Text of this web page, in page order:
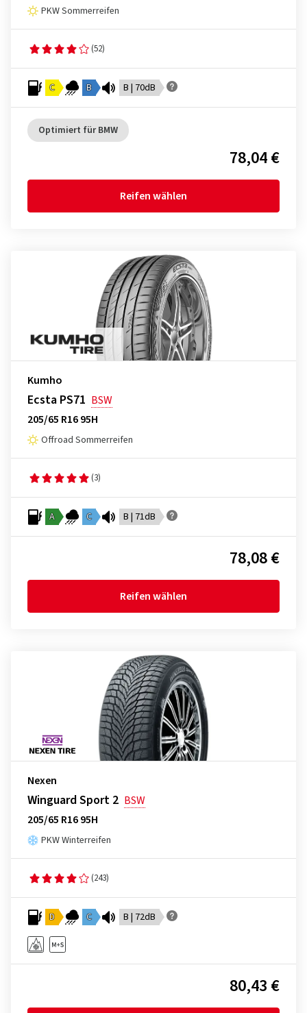
PKW Sommerreifen
(52)
C B B | 70dB
Optimiert für BMW
78,04 €
Reifen wählen
Kumho
Ecsta PS71 BSW
205/65 R16 95H
Offroad Sommerreifen
(3)
A C B | 71dB
78,08 €
Reifen wählen
Nexen
Winguard Sport 2 BSW
205/65 R16 95H
PKW Winterreifen
(243)
D C B | 72dB
80,43 €